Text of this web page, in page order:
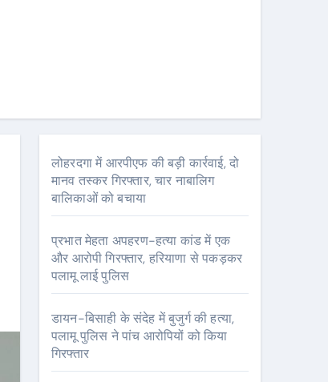
लोहरदगा में आरपीएफ की बड़ी कार्रवाई, दो
मानव तस्कर गिरफ्तार, चार नाबालिग
बालिकाओं को बचाया
प्रभात मेहता अपहरण-हत्या कांड में एक
और आरोपी गिरफ्तार, हरियाणा से पकड़कर
पलामू लाई पुलिस
डायन-बिसाही के संदेह में बुजुर्ग की हत्या,
पलामू पुलिस ने पांच आरोपियों को किया
गिरफ्तार